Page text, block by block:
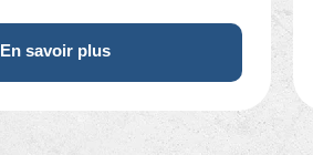
En savoir plus